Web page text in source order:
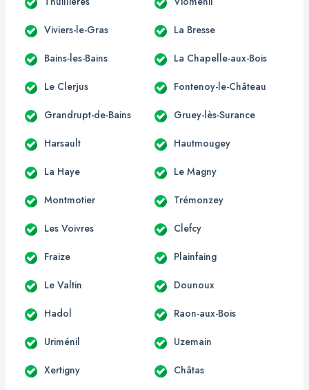
Viviers-le-Gras La Bresse
Bains-les-Bains La Chapelle-aux-Bois
Le Clerjus Fontenoy-le-Château
Grandrupt-de-Bains Gruey-lès-Surance
Harsault Hautmougey
La Haye Le Magny
Montmotier Trémonzey
Les Voivres Clefcy
Fraize Plainfaing
Le Valtin Dounoux
Hadol Raon-aux-Bois
Uriménil Uzemain
Xertigny Châtas